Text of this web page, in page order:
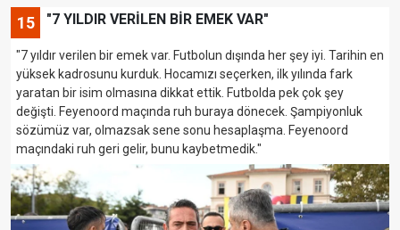
15 "7 YILDIR VERİLEN BİR EMEK VAR"
"7 yıldır verilen bir emek var. Futbolun dışında her şey iyi. Tarihin en
yüksek kadrosunu kurduk. Hocamızı seçerken, ilk yılında fark
yaratan bir isim olmasına dikkat ettik. Futbolda pek çok şey
değişti. Feyenoord maçında ruh buraya dönecek. Şampiyonluk
sözümüz var, olmazsak sene sonu hesaplaşma. Feyenoord
maçındaki ruh geri gelir, bunu kaybetmedik."